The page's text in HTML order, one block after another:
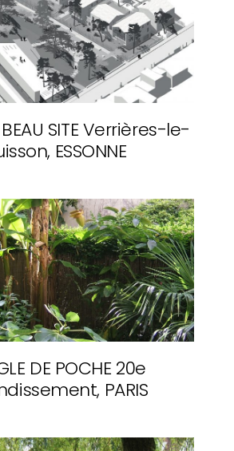
SITEVerrières-le-
ESSONNE
DE POCHE 20e
PARIS